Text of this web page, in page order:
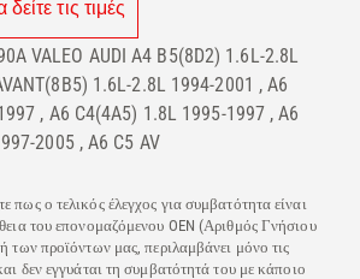
τις τιμές
VALEO AUDI A4 B5(8D2) 1.6L-2.8L
1.6L-2.8L 1994-2001 , A6
, A6 C4(4A5) 1.8L 1995-1997 , A6
2005 , A6 C5 AV
ο τελικός έλεγχος για συμβατότητα είναι
του επονομαζόμενου OEN (Αριθμός Γνήσιου
των προϊόντων μας, περιλαμβάνει μόνο τις
δεν εγγυάται τη συμβατότητά του με κάποιο